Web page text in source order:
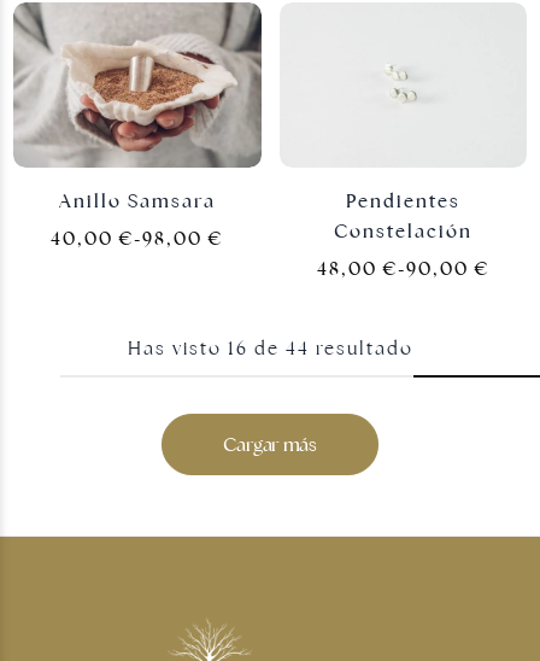
Anillo Samsara
40,00€-98,00€
Pendientes
Constelación
48,00€-90,00€
Has visto 16 de 44 resultado
Cargar más